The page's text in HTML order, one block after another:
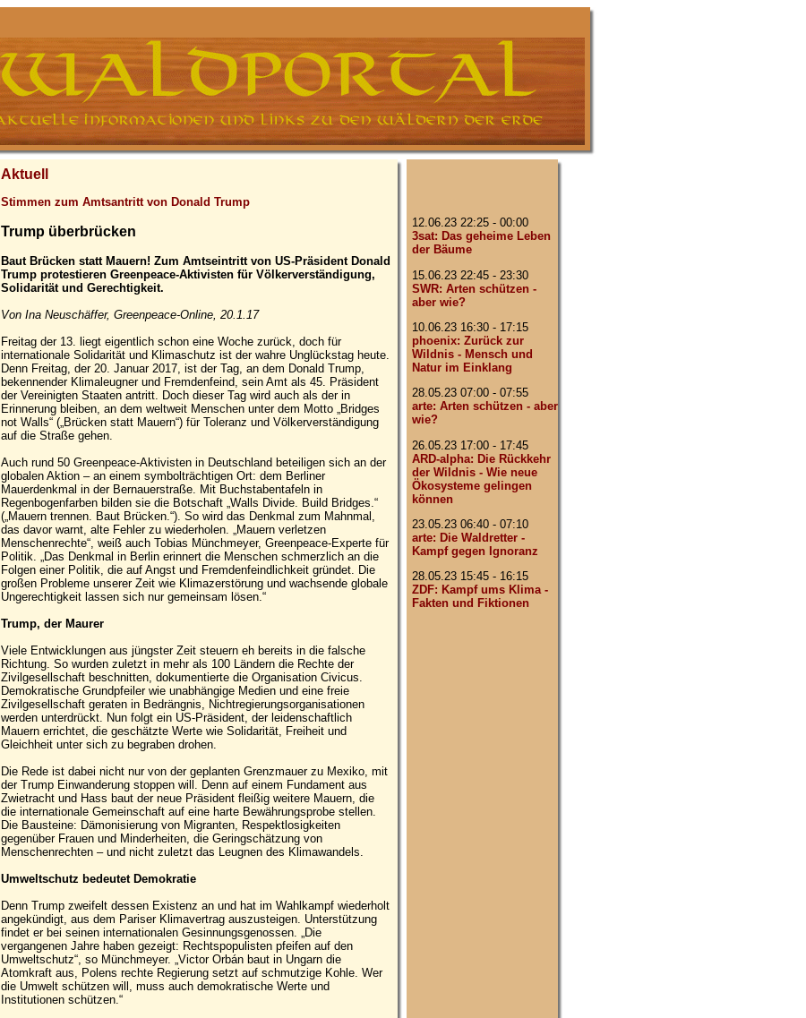
Aktuell
Stimmen zum Amtsantritt von Donald Trump
Trump überbrücken
Baut Brücken statt Mauern! Zum Amtseintritt von US-Präsident Donald
Trump protestieren Greenpeace-Aktivisten für Völkerverständigung,
Solidarität und Gerechtigkeit.
Von Ina Neuschäffer, Greenpeace-Online, 20.1.17
Freitag der 13. liegt eigentlich schon eine Woche zurück, doch für
internationale Solidarität und Klimaschutz ist der wahre Unglückstag heute.
Denn Freitag, der 20. Januar 2017, ist der Tag, an dem Donald Trump,
bekennender Klimaleugner und Fremdenfeind, sein Amt als 45. Präsident
der Vereinigten Staaten antritt. Doch dieser Tag wird auch als der in
Erinnerung bleiben, an dem weltweit Menschen unter dem Motto „Bridges
not Walls“ („Brücken statt Mauern“) für Toleranz und Völkerverständigung
auf die Straße gehen.
Auch rund 50 Greenpeace-Aktivisten in Deutschland beteiligen sich an der
globalen Aktion – an einem symbolträchtigen Ort: dem Berliner
Mauerdenkmal in der Bernauerstraße. Mit Buchstabentafeln in
Regenbogenfarben bilden sie die Botschaft „Walls Divide. Build Bridges.“
(„Mauern trennen. Baut Brücken.“). So wird das Denkmal zum Mahnmal,
das davor warnt, alte Fehler zu wiederholen. „Mauern verletzen
Menschenrechte“, weiß auch Tobias Münchmeyer, Greenpeace-Experte für
Politik. „Das Denkmal in Berlin erinnert die Menschen schmerzlich an die
Folgen einer Politik, die auf Angst und Fremdenfeindlichkeit gründet. Die
großen Probleme unserer Zeit wie Klimazerstörung und wachsende globale
Ungerechtigkeit lassen sich nur gemeinsam lösen.“
Trump, der Maurer
Viele Entwicklungen aus jüngster Zeit steuern eh bereits in die falsche
Richtung. So wurden zuletzt in mehr als 100 Ländern die Rechte der
Zivilgesellschaft beschnitten, dokumentierte die Organisation Civicus.
Demokratische Grundpfeiler wie unabhängige Medien und eine freie
Zivilgesellschaft geraten in Bedrängnis, Nichtregierungsorganisationen
werden unterdrückt. Nun folgt ein US-Präsident, der leidenschaftlich
Mauern errichtet, die geschätzte Werte wie Solidarität, Freiheit und
Gleichheit unter sich zu begraben drohen.
Die Rede ist dabei nicht nur von der geplanten Grenzmauer zu Mexiko, mit
der Trump Einwanderung stoppen will. Denn auf einem Fundament aus
Zwietracht und Hass baut der neue Präsident fleißig weitere Mauern, die
die internationale Gemeinschaft auf eine harte Bewährungsprobe stellen.
Die Bausteine: Dämonisierung von Migranten, Respektlosigkeiten
gegenüber Frauen und Minderheiten, die Geringschätzung von
Menschenrechten – und nicht zuletzt das Leugnen des Klimawandels.
Umweltschutz bedeutet Demokratie
Denn Trump zweifelt dessen Existenz an und hat im Wahlkampf wiederholt
angekündigt, aus dem Pariser Klimavertrag auszusteigen. Unterstützung
findet er bei seinen internationalen Gesinnungsgenossen. „Die
vergangenen Jahre haben gezeigt: Rechtspopulisten pfeifen auf den
Umweltschutz“, so Münchmeyer. „Victor Orbán baut in Ungarn die
Atomkraft aus, Polens rechte Regierung setzt auf schmutzige Kohle. Wer
die Umwelt schützen will, muss auch demokratische Werte und
Institutionen schützen.“
12.06.23 22:25 - 00:00
3sat: Das geheime Leben
der Bäume
15.06.23 22:45 - 23:30
SWR: Arten schützen -
aber wie?
10.06.23 16:30 - 17:15
phoenix: Zurück zur
Wildnis - Mensch und
Natur im Einklang
28.05.23 07:00 - 07:55
arte: Arten schützen - aber
wie?
26.05.23 17:00 - 17:45
ARD-alpha: Die Rückkehr
der Wildnis - Wie neue
Ökosysteme gelingen
können
23.05.23 06:40 - 07:10
arte: Die Waldretter -
Kampf gegen Ignoranz
28.05.23 15:45 - 16:15
ZDF: Kampf ums Klima -
Fakten und Fiktionen